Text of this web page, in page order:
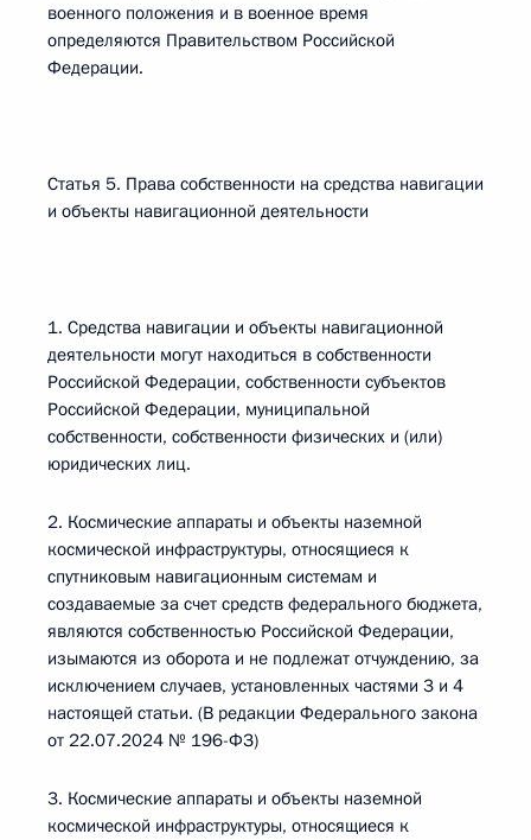
военного положения и в военное время
определяются Правительством Российской
Федерации.
Статья 5. Права собственности на средства навигации
и объекты навигационной деятельности
1. Средства навигации и объекты навигационной
деятельности могут находиться в собственности
Российской Федерации, собственности субъектов
Российской Федерации, муниципальной
собственности, собственности физических и (или)
юридических лиц.
2. Космические аппараты и объекты наземной
космической инфраструктуры, относящиеся к
спутниковым навигационным системам и
создаваемые за счет средств федерального бюджета,
являются собственностью Российской Федерации,
изымаются из оборота и не подлежат отчуждению, за
исключением случаев, установленных частями 3 и 4
настоящей статьи. (В редакции Федерального закона
от 22.07.2024 № 196-ФЗ)
3. Космические аппараты и объекты наземной
космической инфраструктуры, относящиеся к